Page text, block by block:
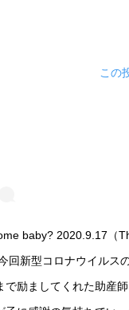
この
baby? 2020.9.17（
回新型コロナウイルス
で励ましてくれた助産